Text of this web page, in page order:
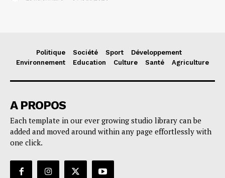
Politique Société Sport
Développement
Environnement
Education Culture Santé Agriculture
A PROPOS
Each template in our ever growing studio library can be
added and moved around within any page effortlessly with
one click.